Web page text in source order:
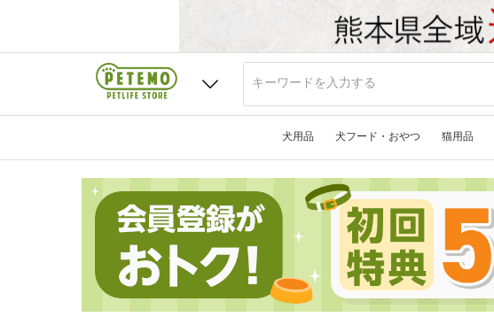
犬用品 犬フード・おやつ 猫用品